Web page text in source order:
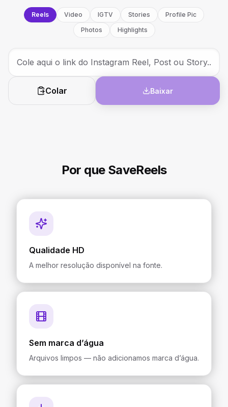
Reels Video IGTV Stories
Profile Pic
Photos
Highlights
Colar Baixar
Por que SaveReels
Qualidade HD
A melhor resolução disponível na fonte.
Sem marca d’água
Arquivos limpos — não adicionamos marca d’água.